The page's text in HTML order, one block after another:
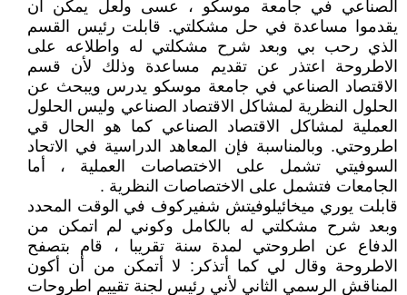
الصناعي في جامعة موسكو ، عسى ولعل يمكن أن
يقدموا مساعدة في حل مشكلتي. قابلت رئيس القسم
الذي رحب بي وبعد شرح مشكلتي له واطلاعه على
الاطروحة اعتذر عن تقديم مساعدة وذلك لأن قسم
الاقتصاد الصناعي في جامعة موسكو يدرس ويبحث عن
الحلول النظرية لمشاكل الاقتصاد الصناعي وليس الحلول
العملية لمشاكل الاقتصاد الصناعي كما هو الحال قي
اطروحتي. وبالمناسبة فإن المعاهد الدراسية في الاتحاد
السوفيتي تشمل على الاختصاصات العملية ، أما
الجامعات فتشمل على الاختصاصات النظرية .
قابلت يوري ميخائيلوفيتش شفيركوف في الوقت المحدد
وبعد شرح مشكلتي له بالكامل وكوني لم اتمكن من
الدفاع عن اطروحتي لمدة سنة تقريبا ، قام بتصفح
الاطروحة وقال لي كما أتذكر: لا أتمكن من أن أكون
المناقش الرسمي الثاني لأني رئيس لجنة تقييم اطروحات